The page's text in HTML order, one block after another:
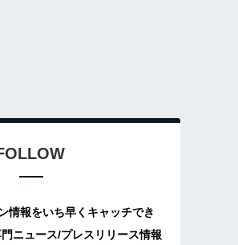
情報をいち早くキャッチでき
ニュース/プレスリリース情報